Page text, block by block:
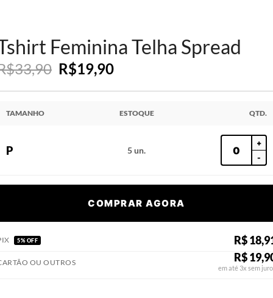
Feminina Telha Spread
33,90 R$19,90
TAMANHO ESTOQUE QTD.
P 5 un.
+
-
COMPRAR AGORA
5% OFF R$
OU OUTROS R$
em até 3x sem